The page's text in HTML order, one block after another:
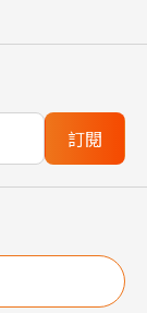
訂閱